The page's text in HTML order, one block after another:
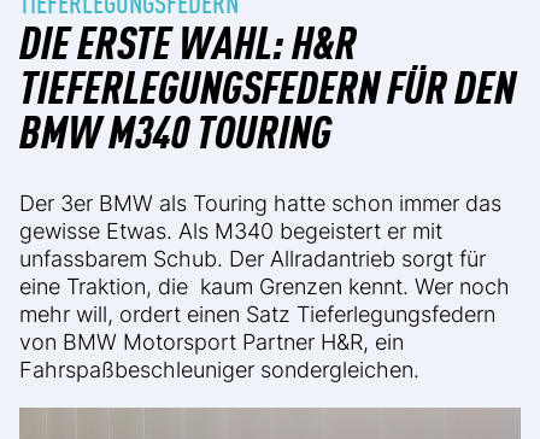
DIE ERSTE WAHL: H&R
TIEFERLEGUNGSFEDERN FÜR DEN
BMW M340 TOURING
Der 3er BMW als Touring hatte schon immer das
gewisse Etwas. Als M340 begeistert er mit
unfassbarem Schub. Der Allradantrieb sorgt für
eine Traktion, die kaum Grenzen kennt. Wer noch
mehr will, ordert einen Satz Tieferlegungsfedern
von BMW Motorsport Partner H&R, ein
Fahrspaßbeschleuniger sondergleichen.